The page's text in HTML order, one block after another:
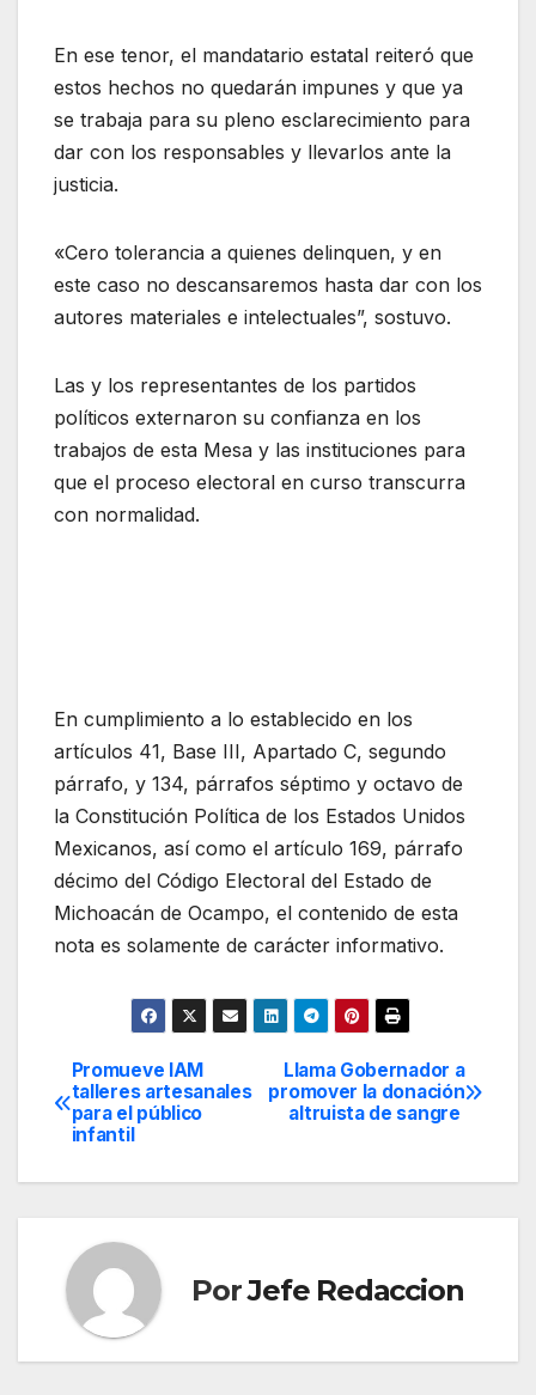
En ese tenor, el mandatario estatal reiteró que
estos hechos no quedarán impunes y que ya
se trabaja para su pleno esclarecimiento para
dar con los responsables y llevarlos ante la
justicia.
«Cero tolerancia a quienes delinquen, y en
este caso no descansaremos hasta dar con los
autores materiales e intelectuales”, sostuvo.
Las y los representantes de los partidos
políticos externaron su confianza en los
trabajos de esta Mesa y las instituciones para
que el proceso electoral en curso transcurra
con normalidad.
En cumplimiento a lo establecido en los
artículos 41, Base III, Apartado C, segundo
párrafo, y 134, párrafos séptimo y octavo de
la Constitución Política de los Estados Unidos
Mexicanos, así como el artículo 169, párrafo
décimo del Código Electoral del Estado de
Michoacán de Ocampo, el contenido de esta
nota es solamente de carácter informativo.
Navegación
de
entradas
Llama Gobernador a
promover la donación
altruista de sangre
Promueve IAM
talleres artesanales
para el público
infantil
PorJefe Redaccion